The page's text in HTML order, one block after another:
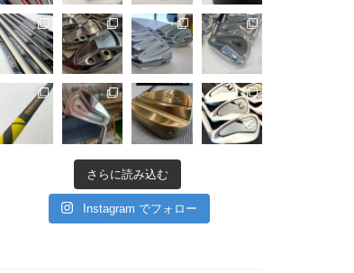
さらに読み込む
Instagram でフォロー